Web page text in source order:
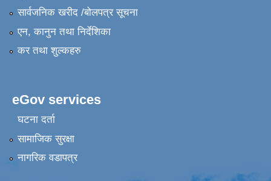
सार्वजनिक खरीद /बोलपत्र सूचना
एन, कानुन तथा निर्देशिका
कर तथा शुल्कहरु
eGov services
घटना दर्ता
सामाजिक सुरक्षा
नागरिक वडापत्र